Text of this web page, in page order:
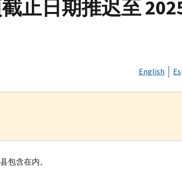
止日期推迟至
English
包含在内。